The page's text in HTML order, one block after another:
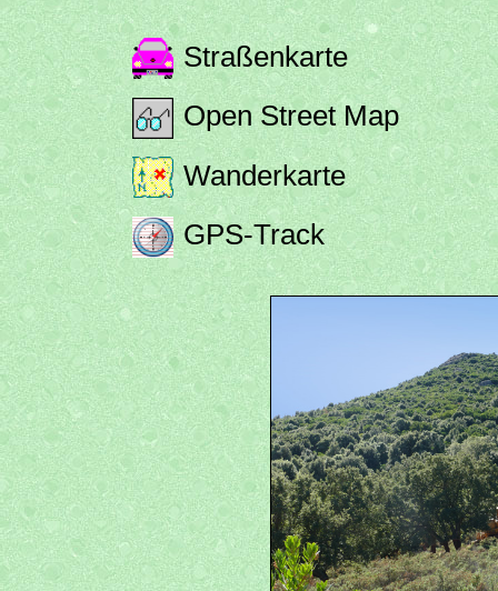
Straßenkarte
Open Street Map
Wanderkarte
GPS-Track